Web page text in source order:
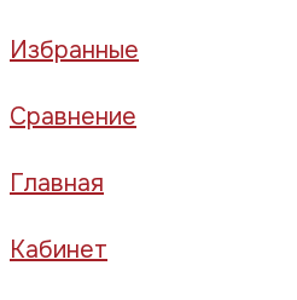
Избранные
Сравнение
Главная
Кабинет